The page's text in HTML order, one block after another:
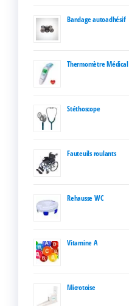
Bandage autoadhésif
Thermomètre Médical
Stéthoscope
Fauteuils roulants
Rehausse WC
Vitamine A
Microtoise